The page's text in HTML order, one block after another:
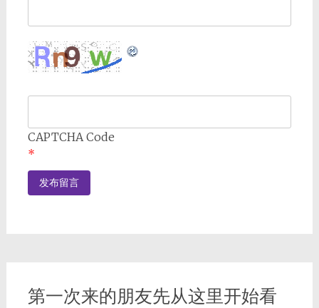
CAPTCHA Code
*
第一次来的朋友先从这里开始看